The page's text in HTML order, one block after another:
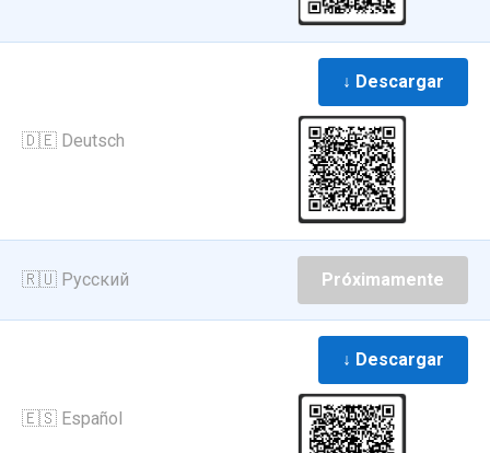
🇩🇪 Deutsch
↓ Descargar
🇷🇺 Русский Próximamente
🇪🇸 Español
↓ Descargar